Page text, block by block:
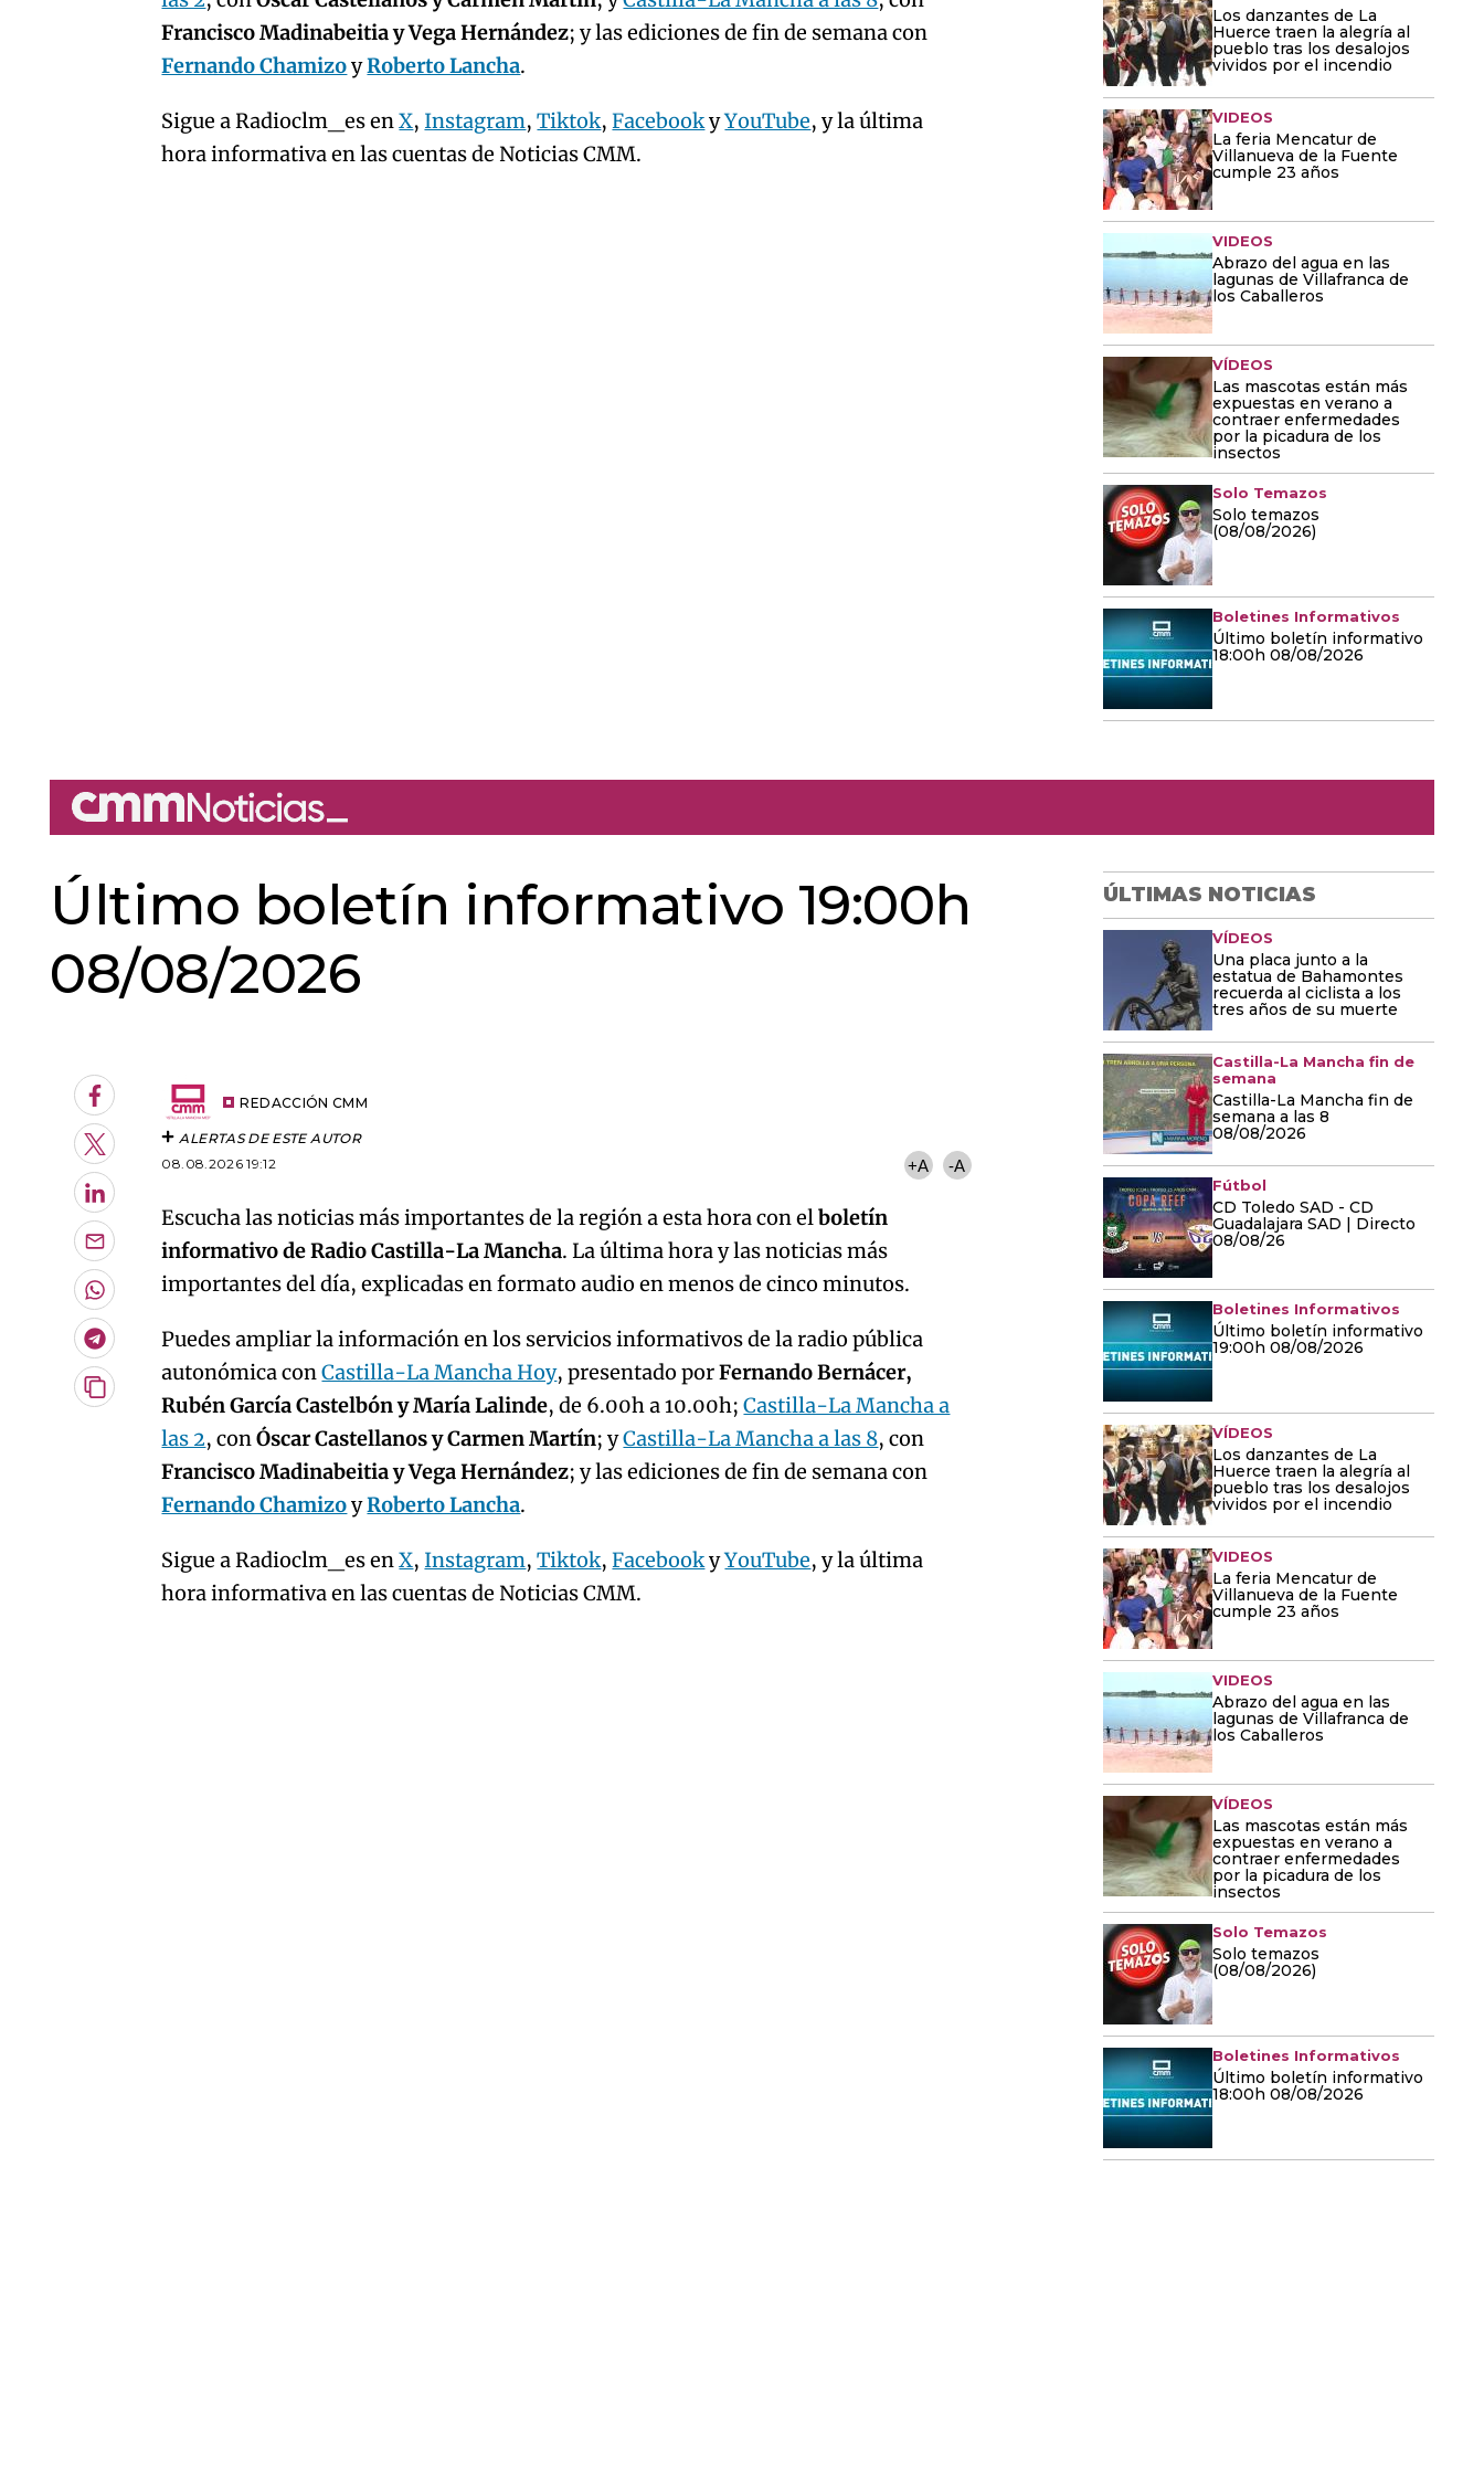
artículo
Francisco Madinabeitia y Vega Hernández; y las ediciones de fin de semana con
Fernando ChamizoyRoberto Lancha.
Sigue a Radioclm_es enX, Instagram,Tiktok,FacebookyYouTube, y la última
hora informativa en las cuentas de Noticias CMM.
Los danzantes de La
Huerce traen la alegría al
pueblo tras los desalojos
vividos por el incendio
VIDEOS
La feria Mencatur de
Villanueva de la Fuente
cumple 23 años
VIDEOS
Abrazo del agua en las
lagunas de Villafranca de
los Caballeros
VÍDEOS
Las mascotas están más
expuestas en verano a
contraer enfermedades
por la picadura de los
insectos
Solo Temazos
Solo temazos
(08/08/2026)
Boletines Informativos
Último boletín informativo
18:00h 08/08/2026
Último boletín informativo 19:00h
08/08/2026
Facebook
Twitter
LinkedIn
Enviar
por
Email
Whatsapp
Telegram
Copiar
artículo
REDACCIÓN CMM
ALERTAS DE ESTE AUTOR
08.08.2026 19:12
+A -A
Escucha las noticias más importantes de la región a esta hora con elboletín
informativo de Radio Castilla-La Mancha. La última hora y las noticias más
importantes del día, explicadas en formato audio en menos de cinco minutos.
Puedes ampliar la información en los servicios informativos de la radio pública
autonómica conCastilla-La Mancha Hoy, presentado porFernando Bernácer,
Rubén García Castelbón y María Lalinde, de 6.00h a 10.00h;Castilla-La Mancha a
las 2, conÓscar Castellanos y Carmen Martín; yCastilla-La Mancha a las 8, con
Francisco Madinabeitia y Vega Hernández; y las ediciones de fin de semana con
Fernando ChamizoyRoberto Lancha.
Sigue a Radioclm_es enX, Instagram,Tiktok,FacebookyYouTube, y la última
hora informativa en las cuentas de Noticias CMM.
ÚLTIMAS NOTICIAS
VÍDEOS
Una placa junto a la
estatua de Bahamontes
recuerda al ciclista a los
tres años de su muerte
Castilla-La Mancha fin de
semana
Castilla-La Mancha fin de
semana a las 8
08/08/2026
Fútbol
CD Toledo SAD - CD
Guadalajara SAD | Directo
08/08/26
Boletines Informativos
Último boletín informativo
19:00h 08/08/2026
VÍDEOS
Los danzantes de La
Huerce traen la alegría al
pueblo tras los desalojos
vividos por el incendio
VIDEOS
La feria Mencatur de
Villanueva de la Fuente
cumple 23 años
VIDEOS
Abrazo del agua en las
lagunas de Villafranca de
los Caballeros
VÍDEOS
Las mascotas están más
expuestas en verano a
contraer enfermedades
por la picadura de los
insectos
Solo Temazos
Solo temazos
(08/08/2026)
Boletines Informativos
Último boletín informativo
18:00h 08/08/2026